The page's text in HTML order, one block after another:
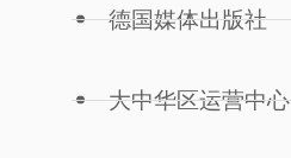
德国媒体出版社
大中华区运营中心